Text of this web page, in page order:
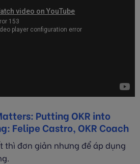
Putting OKR into
Felipe Castro, OKR Coach
thì đơn giản nhưng để áp dụng